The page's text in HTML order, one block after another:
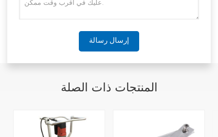
إرسال رسالة
المنتجات ذات الصلة